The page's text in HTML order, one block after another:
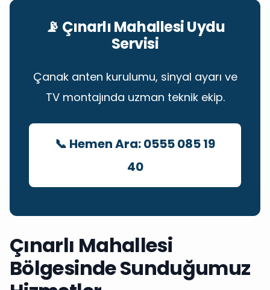
📡 Çınarlı Mahallesi Uydu
Servisi
Çanak anten kurulumu, sinyal ayarı ve
TV montajında uzman teknik ekip.
📞 Hemen Ara: 0555 085 19
40
Çınarlı Mahallesi
Bölgesinde Sunduğumuz